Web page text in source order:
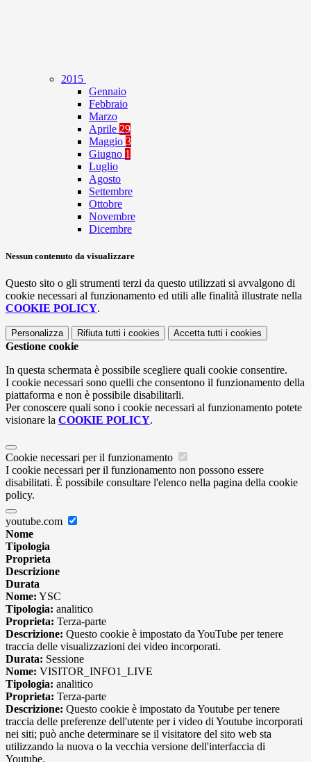
2015
Gennaio
Febbraio
Marzo
Aprile 29
Maggio 3
Giugno 1
Luglio
Agosto
Settembre
Ottobre
Novembre
Dicembre
Nessun contenuto da visualizzare
Questo sito o gli strumenti terzi da questo utilizzati si avvalgono di
cookie necessari al funzionamento ed utili alle finalità illustrate nella
COOKIE POLICY.
Personalizza Rifiuta tutti i cookies Accetta tutti i cookies
Gestione cookie
In questa schermata è possibile scegliere quali cookie consentire.
I cookie necessari sono quelli che consentono il funzionamento della
piattaforma e non è possibile disabilitarli.
Per conoscere quali sono i cookie necessari al funzionamento potete
visionare la COOKIE POLICY.
Cookie necessari per il funzionamento
I cookie necessari per il funzionamento non possono essere
disabilitati. È possibile consultare l'elenco nella pagina della cookie
policy.
youtube.com
Nome
Tipologia
Proprieta
Descrizione
Durata
Nome: YSC
Tipologia: analitico
Proprieta: Terza-parte
Descrizione: Questo cookie è impostato da YouTube per tenere
traccia delle visualizzazioni dei video incorporati.
Durata: Sessione
Nome: VISITOR_INFO1_LIVE
Tipologia: analitico
Proprieta: Terza-parte
Descrizione: Questo cookie è impostato da Youtube per tenere
traccia delle preferenze dell'utente per i video di Youtube incorporati
nei siti; può anche determinare se il visitatore del sito web sta
utilizzando la nuova o la vecchia versione dell'interfaccia di
Youtube.